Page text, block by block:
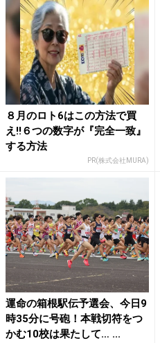
８月のロト6はこの方法で買
え!!６つの数字が『完全一致』
する方法
PR(株式会社MURA)
運命の箱根駅伝予選会、今日9
時35分に号砲！本戦切符をつ
かむ10校は果たして… ...